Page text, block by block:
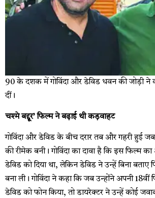
90 के दशक में गोविंदा और डेविड धवन की जोड़ी ने
दीं।
चश्मे बद्दूर’ फिल्म ने बढ़ाई थी कड़वाहट
गोविंदा और डेविड के बीच दरार तब और गहरी हुई जब
की रीमेक बनी। गोविंदा का दावा है कि इस फिल्म
डेविड को दिया था, लेकिन डेविड ने उन्हें बिना
बना ली। गोविंदा ने कहा कि जब उन्होंने अपनी
डेविड को फोन किया, तो डायरेक्टर ने उन्हें कोई जवाब